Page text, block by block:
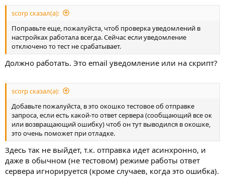
scorp сказал(а):
Поправьте еще, пожалуйста, чтоб проверка уведомлений в
настройках работала всегда. Сейчас если уведомление
отключено то тест не срабатывает.
Должно работать. Это email уведомление или на скрипт?
scorp сказал(а):
Добавьте пожалуйста, в это окошко тестовое об отправке
запроса, если есть какой-то ответ сервера (сообщающий все ок
или возвращающий ошибку) чтоб он тут выводился в окошке,
это очень поможет при отладке.
Здесь так не выйдет, т.к. отправка идет асинхронно, и
даже в обычном (не тестовом) режиме работы ответ
сервера игнорируется (кроме случаев, когда это ошибка).